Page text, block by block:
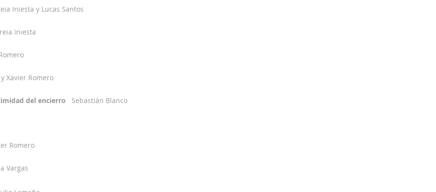
Iniesta y Lucas Santos
Iniesta
Xavier Romero
del encierro Sebastián Blanco
Romero
Vargas